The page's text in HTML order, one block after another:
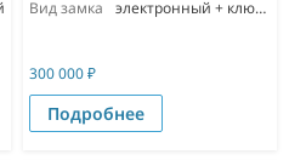
Вид замка
электронный + ключевой
300 000₽
Подробнее